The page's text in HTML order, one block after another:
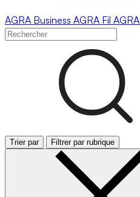
AGRA Business AGRA Fil AGRA
Trier par Filtrer par rubrique